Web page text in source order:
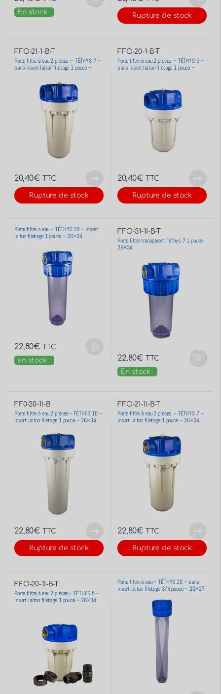
En stock
Rupture de stock
FFO-21-1-B-T
Porte filtre à eau 2 pièces – TÉTHYS 7 –
sans insert laiton filetage 1 pouce –
20,40€ TTC
Rupture de stock
FFO-20-1-B-T
Porte filtre à eau 2 pièces – TÉTHYS 5 –
sans insert laiton filetage 1 pouce –
20,40€ TTC
Rupture de stock
Porte filtre à eau – TÉTHYS 10 – insert
laiton filetage 1 pouce – 26×34
22,80€
TTC
en stock
FFO-31-1I-B-T
Porte filtre transparent Téthys 7 1 pouce
26×34
22,80€
TTC
En stock
FF0-20-1I-B
Porte filtre à eau 2 pièces– TÉTHYS 10 –
insert laiton filetage 1 pouce – 26×34
22,80€ TTC
Rupture de stock
FFO-21-1I-B-T
Porte filtre à eau 2 pièces – TÉTHYS 7 –
insert laiton filetage 1 pouce – 26×34
22,80€ TTC
Rupture de stock
FFO-20-1I-B-T
Porte filtre à eau 2 pièces– TÉTHYS 5 –
insert laiton filetage 1 pouce – 26×34
Porte filtre à eau – TÉTHYS 20 – sans
insert laiton filetage 3/4 pouce – 20×27